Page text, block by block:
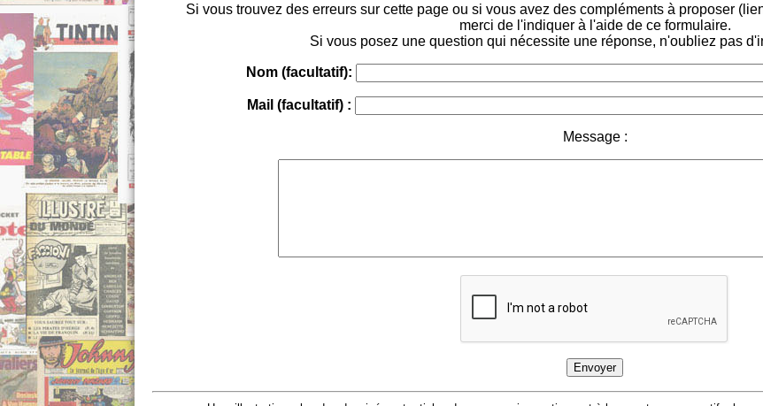
Si vous trouvez des erreurs sur cette page ou si vous avez des compléments à proposer
merci de l'indiquer à l'aide de ce formulaire.
Si vous posez une question qui nécessite une réponse, n'oubliez pas
Nom (facultatif):
Mail (facultatif) :
Message :